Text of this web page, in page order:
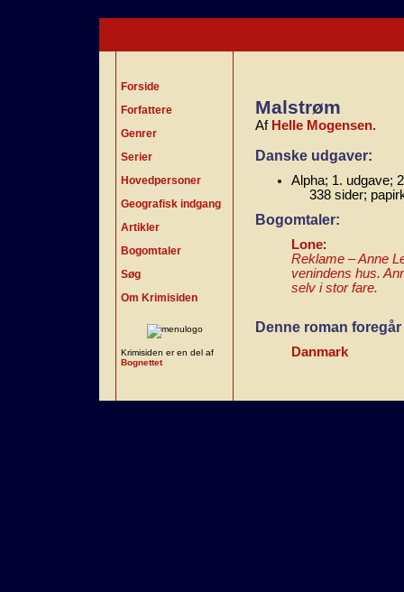
Forside
Forfattere
Genrer
Serier
Hovedpersoner
Geografisk indgang
Artikler
Bogomtaler
Søg
Om Krimisiden
Krimisiden er en del af
Bognettet
Malstrøm
Af Helle Mogensen.
Danske udgaver:
Alpha; 1. udgave;
338 sider;
Bogomtaler:
Lone:
Reklame – Anne
venindens hus.
selv i stor fare.
Denne roman
Danmark